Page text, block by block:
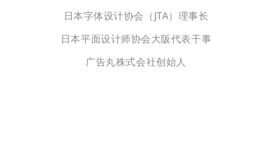
日本字体设计协会（JTA）理事长
日本平面设计师协会大阪代表干事
广告丸株式会社创始人